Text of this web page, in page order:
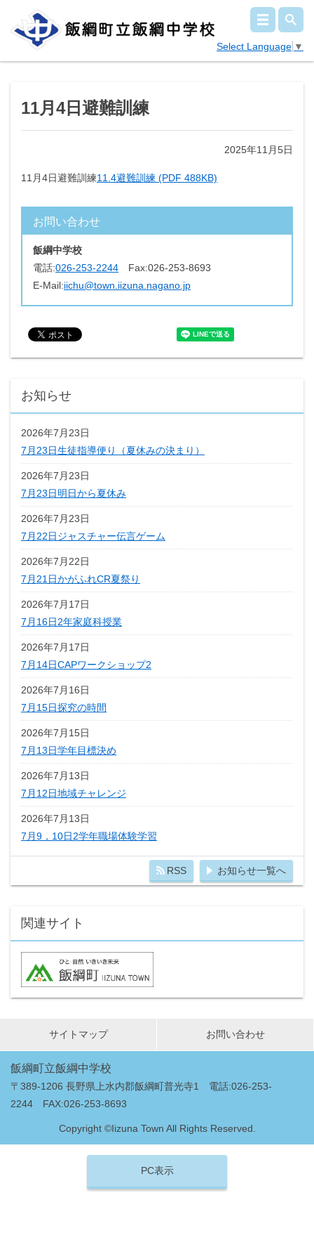
Select Language ▼
11月4日避難訓練
2025年11月5日
11月4日避難訓練11.4避難訓練 (PDF 488KB)
お問い合わせ
飯綱中学校
電話:026-253-2244 Fax:026-253-8693
E-Mail:iichu@town.iizuna.nagano.jp
お知らせ
2026年7月23日
7月23日生徒指導便り（夏休みの決まり）
2026年7月23日
7月23日明日から夏休み
2026年7月23日
7月22日ジャスチャー伝言ゲーム
2026年7月22日
7月21日かがふれCR夏祭り
2026年7月17日
7月16日2年家庭科授業
2026年7月17日
7月14日CAPワークショップ2
2026年7月16日
7月15日探究の時間
2026年7月15日
7月13日学年目標決め
2026年7月13日
7月12日地域チャレンジ
2026年7月13日
7月9，10日2学年職場体験学習
RSS お知らせ一覧へ
関連サイト
サイトマップ お問い合わせ
飯綱町立飯綱中学校
〒389-1206 長野県上水内郡飯綱町普光寺1 電話:026-253-
2244 FAX:026-253-8693
Copyright ©Iizuna Town All Rights Reserved.
PC表示